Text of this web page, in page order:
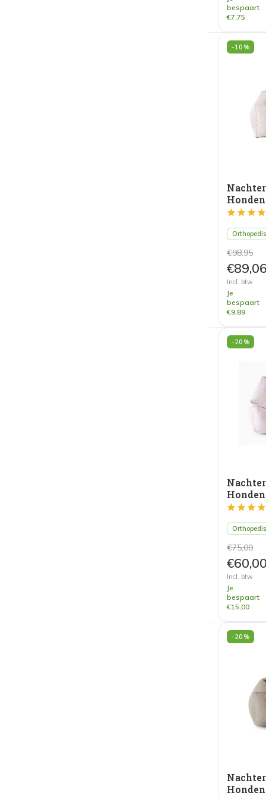
bespaart
€7,75
-10%
Beige
€98,95
€89,06
Incl. btw
Je
bespaart
€9,89
-20%
Grijs
€75,00
€60,00
Incl. btw
Je
bespaart
€15,00
-20%